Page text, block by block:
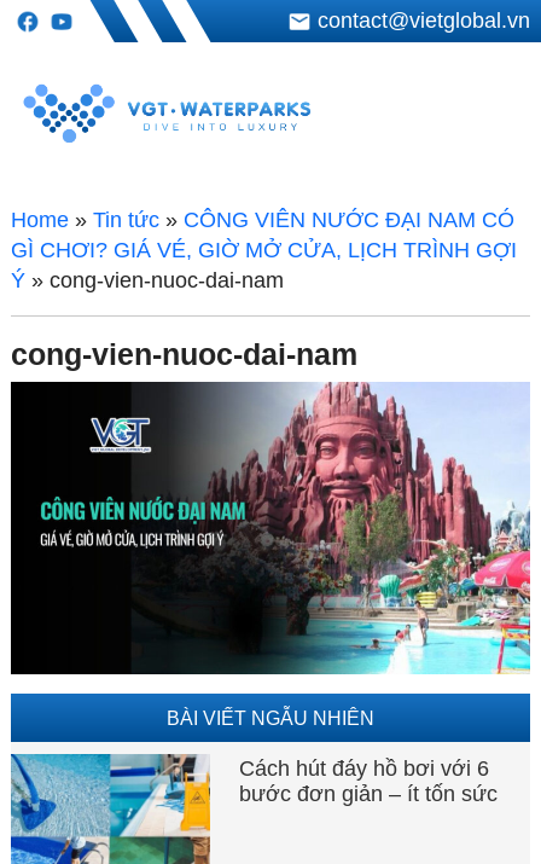
contact@vietglobal.vn
Home» Tin tức» CÔNG VIÊN NƯỚC ĐẠI NAM CÓ
GÌ CHƠI? GIÁ VÉ, GIỜ MỞ CỬA, LỊCH TRÌNH GỢI
Ý» cong-vien-nuoc-dai-nam
cong-vien-nuoc-dai-nam
BÀI VIẾT NGẪU NHIÊN
Cách hút đáy hồ bơi với 6
bước đơn giản – ít tốn sức